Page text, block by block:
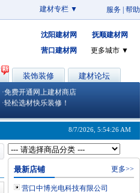
建材专栏 ▼ 服务 帮助
沈阳建材网
抚顺建材网
营口建材网
更多城市 ▼
装饰装修 建材论坛
·营口建材网营口地区专业建材市场
·专业建材行业网络营销解决方案
·免费开通网上建材商店
·轻松选材快乐装修！
8/7/2026, 5:54:26 AM
最新店铺 更多>>
营口中博光电科技有限公司